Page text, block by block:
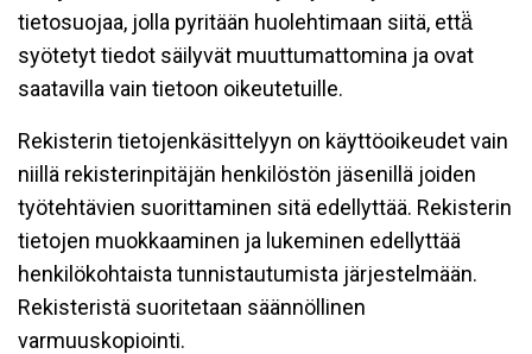
tietosuojaa, jolla pyritään huolehtimaan siitä, että̈
syötetyt tiedot säilyvät muuttumattomina ja ovat
saatavilla vain tietoon oikeutetuille.
Rekisterin tietojenkäsittelyyn on käyttöoikeudet vain
niillä rekisterinpitäjän henkilöstön jäsenillä joiden
työtehtävien suorittaminen sitä edellyttää. Rekisterin
tietojen muokkaaminen ja lukeminen edellyttää
henkilökohtaista tunnistautumista järjestelmään.
Rekisteristä suoritetaan säännöllinen
varmuuskopiointi.